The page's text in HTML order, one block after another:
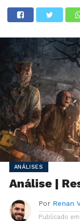
ANÁLISES
Análise |
Por Renan
Publicado em